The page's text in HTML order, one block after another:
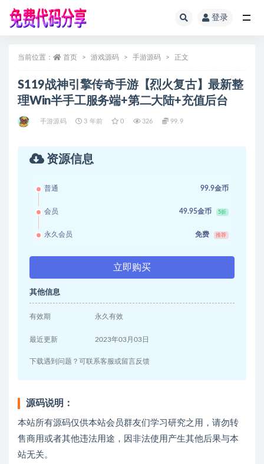
登录
当前位置： 首页 游戏源码 手游源码 正文
S119战神引擎传奇手游【烈火复古】最新整
理Win半手工服务端+第二大陆+充值后台
手游源码 3 年前 0 326 99.9
资源信息
普通 99.9金币
会员 49.95金币 5折
永久会员 免费 推荐
立即购买
其他信息
有效期 永久有效
最近更新 2023年03月03日
下载遇到问题？可联系客服或留言反馈
源码说明：
本站所有源码仅供本站会员群友们学习研究之用，请勿转
售商用或者其他违法用途，因非法使用产生其他后果与本
站无关。